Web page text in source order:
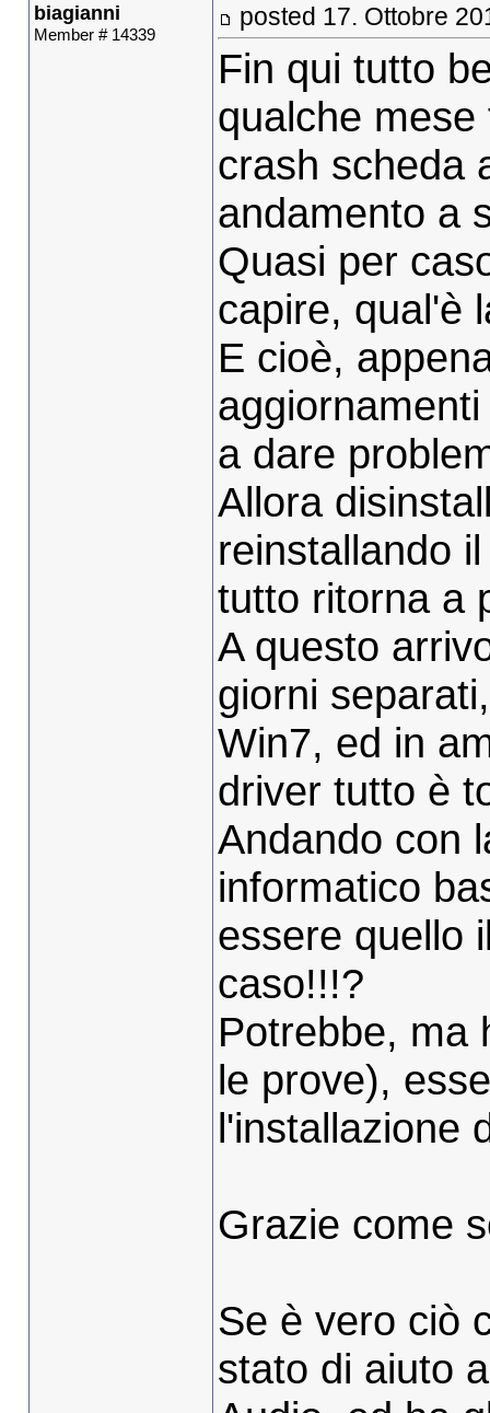
biagianni
Member # 14339
posted 17. Ottobre
Fin qui tutto
qualche
crash scheda
andamento a
Quasi per
capire, qual'è
E cioè,
a dare
Allora
reinstallando
tutto ritorna a
A questo
giorni
Win7, ed in
driver tutto è
Andando con
informatico
essere quello
caso!!!?
Potrebbe, ma
le prove),
l'installazione
Grazie come
Se è vero ciò
stato di aiuto